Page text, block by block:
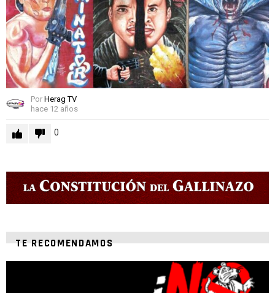
Por Herag TV
hace 12 años
0
TE RECOMENDAMOS